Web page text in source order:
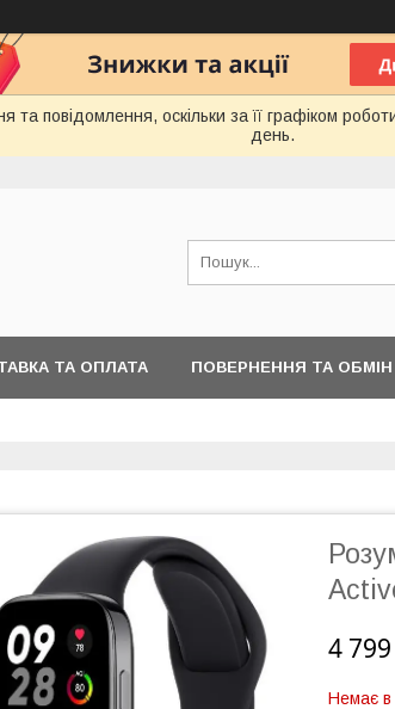
повідомлення, оскільки за її графіком
день.
ТА ОПЛАТА ПОВЕРНЕННЯ ТА ОБМІН
4
Немає в